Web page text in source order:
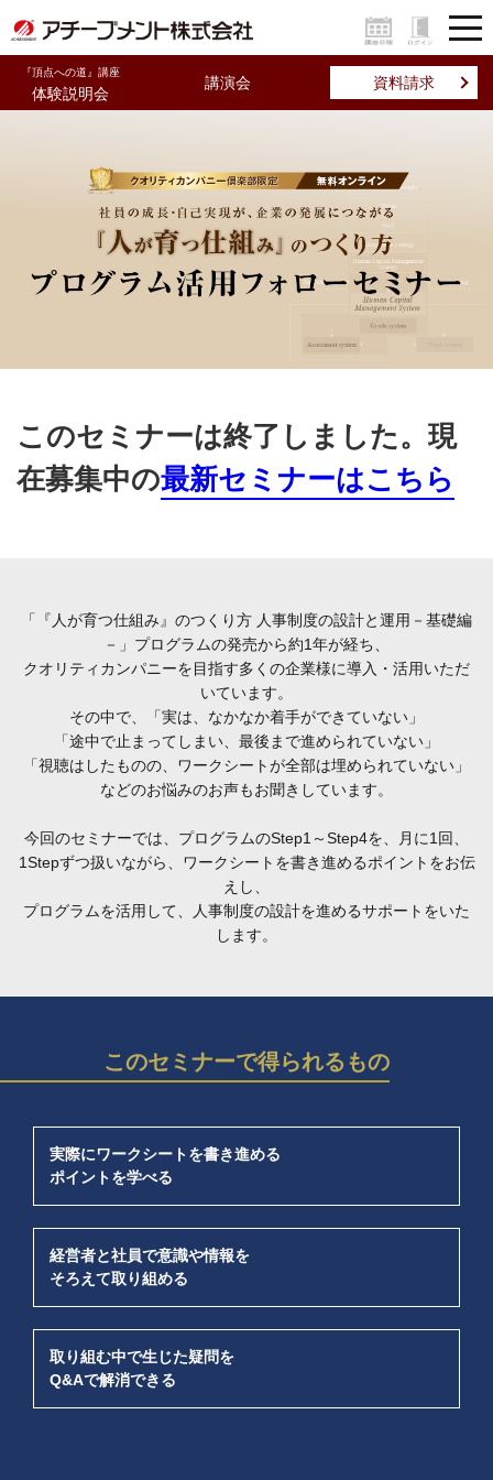
『頂点への道』講座
体験説明会
講演会 資料請求
このセミナーは終了しました。現
在募集中の最新セミナーはこちら
「『人が育つ仕組み』のつくり方 人事制度の設計と運用－基礎編
－」プログラムの発売から約1年が経ち、
クオリティカンパニーを目指す多くの企業様に導入・活用いただ
いています。
その中で、「実は、なかなか着手ができていない」
「途中で止まってしまい、最後まで進められていない」
「視聴はしたものの、ワークシートが全部は埋められていない」
などのお悩みのお声もお聞きしています。
今回のセミナーでは、プログラムのStep1～Step4を、月に1回、
1Stepずつ扱いながら、ワークシートを書き進めるポイントをお伝
えし、
プログラムを活用して、人事制度の設計を進めるサポートをいた
します。
このセミナーで得られるもの
実際にワークシートを書き進める
ポイントを学べる
経営者と社員で意識や情報を
そろえて取り組める
取り組む中で生じた疑問を
Q&Aで解消できる